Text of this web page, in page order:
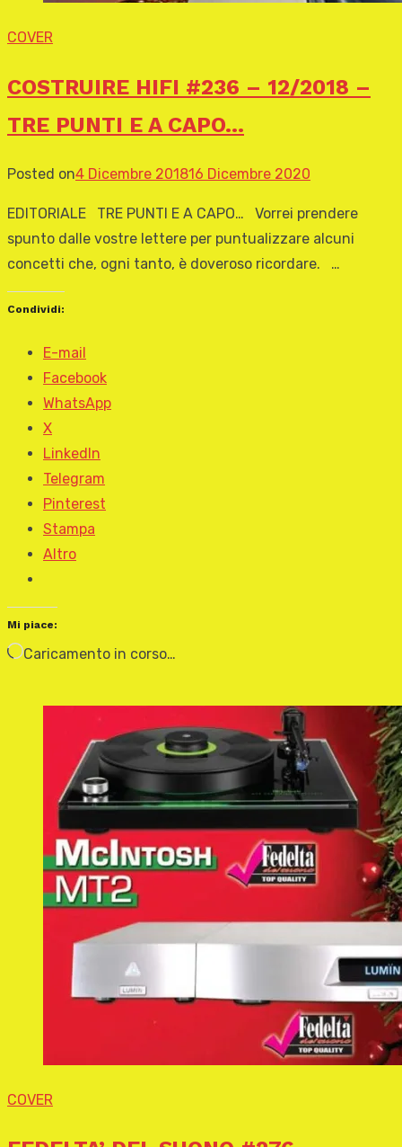
COVER
COSTRUIRE HIFI #236 – 12/2018 –
TRE PUNTI E A CAPO…
Posted on4 Dicembre 201816 Dicembre 2020
EDITORIALE TRE PUNTI E A CAPO… Vorrei prendere
spunto dalle vostre lettere per puntualizzare alcuni
concetti che, ogni tanto, è doveroso ricordare. …
Condividi:
E-mail
Facebook
WhatsApp
X
LinkedIn
Telegram
Pinterest
Stampa
Altro
Mi piace:
Caricamento in corso…
COVER